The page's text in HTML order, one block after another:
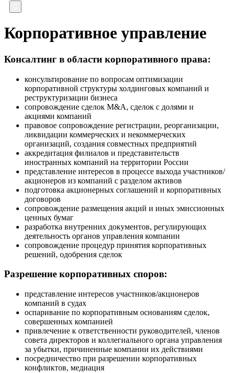
Корпоративное управление
Консалтинг в области корпоративного права:
консультирование по вопросам оптимизации
корпоративной структуры холдинговых компаний и
реструктуризации бизнеса
сопровождение сделок M&A, сделок с долями и
акциями компаний
правовое сопровождение регистрации, реорганизации,
ликвидации коммерческих и некоммерческих
организаций, создания совместных предприятий
аккредитация филиалов и представительств
иностранных компаний на территории России
представление интересов в процессе выхода участников/
акционеров из компаний с разделом активов
подготовка акционерных соглашений и корпоративных
договоров
сопровождение размещения акций и иных эмиссионных
ценных бумаг
разработка внутренних документов, регулирующих
деятельность органов управления компании
сопровождение процедур принятия корпоративных
решений, одобрения сделок
Разрешение корпоративных споров:
представление интересов участников/акционеров
компаний в судах
оспаривание по корпоративным основаниям сделок,
совершенных компанией
привлечение к ответственности руководителей, членов
совета директоров и коллегиального органа управления
за убытки, причиненные компании их действиями
посредничество при разрешении корпоративных
конфликтов, медиация